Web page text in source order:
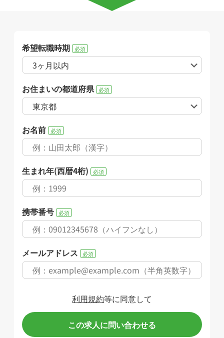
希望転職時期 必須
お住まいの都道府県 必須
お名前 必須
生まれ年(西暦4桁) 必須
携帯番号 必須
メールアドレス 必須
利用規約等に同意して
この求人に問い合わせる